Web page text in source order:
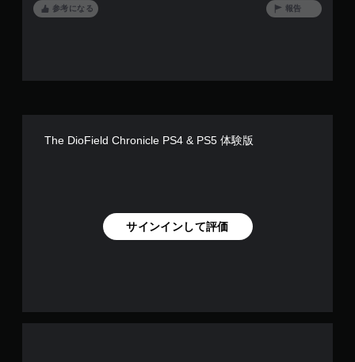
参考になる 報告
The DioField Chronicle PS4 & PS5 体験版
サインインして評価